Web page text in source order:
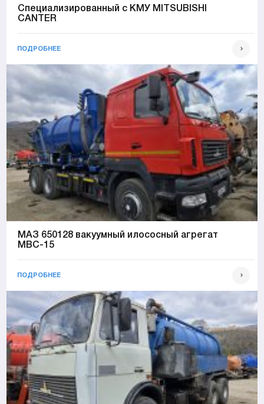
Специализированный с КМУ MITSUBISHI
CANTER
ПОДРОБНЕЕ
МАЗ 650128 вакуумный илососный агрегат
МВС-15
ПОДРОБНЕЕ